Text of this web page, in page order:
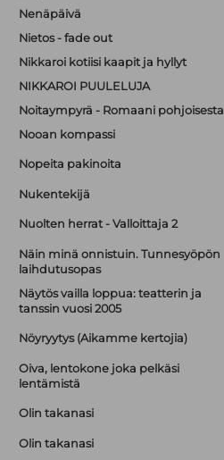
Nenäpäivä
Nietos - fade out
Nikkaroi kotiisi kaapit ja hyllyt
NIKKAROI PUULELUJA
Noitaympyrä - Romaani pohjoisesta
Nooan kompassi
Nopeita pakinoita
Nukentekijä
Nuolten herrat - Valloittaja 2
Näin minä onnistuin. Tunnesyöpön
laihdutusopas
Näytös vailla loppua: teatterin ja
tanssin vuosi 2005
Nöyryytys (Aikamme kertojia)
Oiva, lentokone joka pelkäsi
lentämistä
Olin takanasi
Olin takanasi